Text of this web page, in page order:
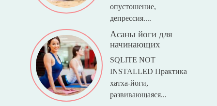
опустошение,
депрессия....
Асаны йоги для
начинающих
SQLITE NOT
INSTALLED Практика
хатха-йоги,
развивающаяся...